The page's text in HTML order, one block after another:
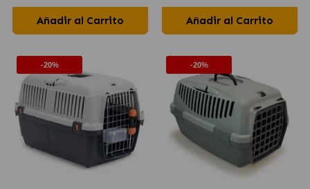
Añadir al Carrito Añadir al Carrito
-20% -20%